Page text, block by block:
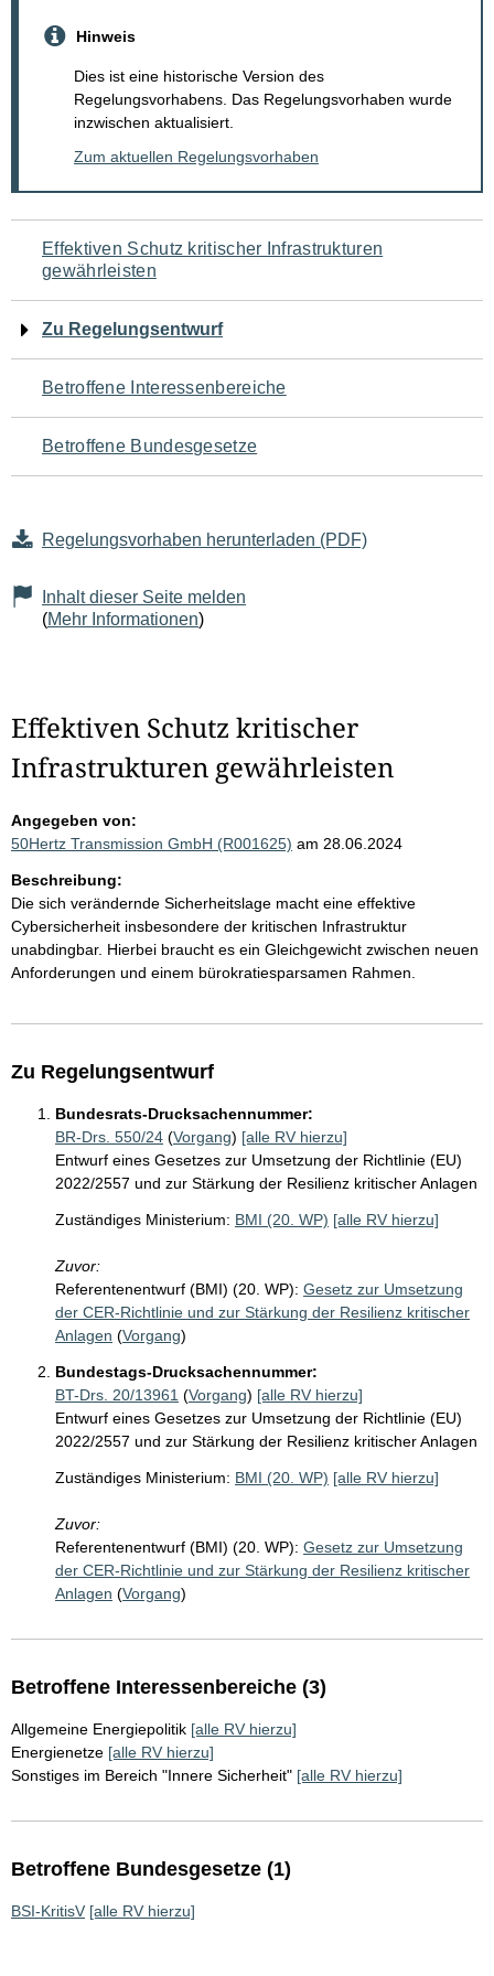
Hinweis
Dies ist eine historische Version des
Regelungsvorhabens. Das Regelungsvorhaben wurde
inzwischen aktualisiert.
Zum aktuellen Regelungsvorhaben
Navigation
für
den
Seiteninhalt
Effektiven Schutz kritischer Infrastrukturen
gewährleisten
Zu Regelungsentwurf
Betroffene Interessenbereiche
Betroffene Bundesgesetze
Regelungsvorhaben herunterladen (PDF)
Inhalt dieser Seite melden
(Mehr Informationen)
Effektiven Schutz kritischer
Infrastrukturen gewährleisten
Angegeben von:
50Hertz Transmission GmbH (R001625) am 28.06.2024
Beschreibung:
Die sich verändernde Sicherheitslage macht eine effektive
Cybersicherheit insbesondere der kritischen Infrastruktur
unabdingbar. Hierbei braucht es ein Gleichgewicht zwischen neuen
Anforderungen und einem bürokratiesparsamen Rahmen.
Zu Regelungsentwurf
Bundesrats-Drucksachennummer:
BR-Drs. 550/24 (Vorgang) [alle RV hierzu]
Entwurf eines Gesetzes zur Umsetzung der Richtlinie (EU)
2022/2557 und zur Stärkung der Resilienz kritischer Anlagen
Zuständiges Ministerium: BMI (20. WP) [alle RV hierzu]
Zuvor:
Referentenentwurf (BMI) (20. WP): Gesetz zur Umsetzung
der CER-Richtlinie und zur Stärkung der Resilienz kritischer
Anlagen (Vorgang)
Bundestags-Drucksachennummer:
BT-Drs. 20/13961 (Vorgang) [alle RV hierzu]
Entwurf eines Gesetzes zur Umsetzung der Richtlinie (EU)
2022/2557 und zur Stärkung der Resilienz kritischer Anlagen
Zuständiges Ministerium: BMI (20. WP) [alle RV hierzu]
Zuvor:
Referentenentwurf (BMI) (20. WP): Gesetz zur Umsetzung
der CER-Richtlinie und zur Stärkung der Resilienz kritischer
Anlagen (Vorgang)
Betroffene Interessenbereiche (3)
Allgemeine Energiepolitik [alle RV hierzu]
Energienetze [alle RV hierzu]
Sonstiges im Bereich "Innere Sicherheit" [alle RV hierzu]
Betroffene Bundesgesetze (1)
BSI-KritisV [alle RV hierzu]